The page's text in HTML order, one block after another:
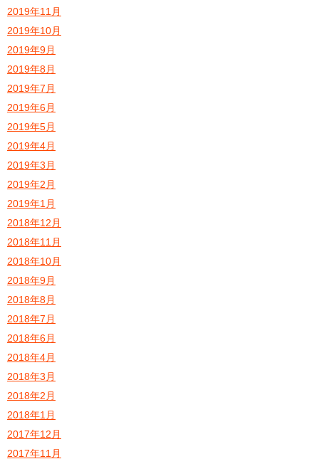
2019年11月
2019年10月
2019年9月
2019年8月
2019年7月
2019年6月
2019年5月
2019年4月
2019年3月
2019年2月
2019年1月
2018年12月
2018年11月
2018年10月
2018年9月
2018年8月
2018年7月
2018年6月
2018年4月
2018年3月
2018年2月
2018年1月
2017年12月
2017年11月